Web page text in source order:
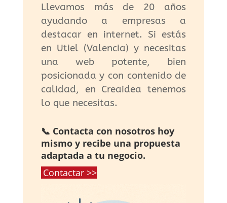
Llevamos más de 20 años
ayudando a empresas a
destacar en internet. Si estás
en Utiel (Valencia) y necesitas
una web potente, bien
posicionada y con contenido de
calidad, en Creaidea tenemos
lo que necesitas.
📞 Contacta con nosotros hoy
mismo y recibe una propuesta
adaptada a tu negocio.
Contactar >>